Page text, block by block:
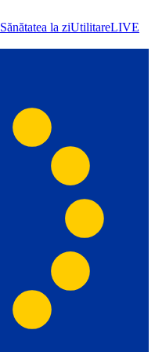
Sănătatea la ziUtilitareLIVE